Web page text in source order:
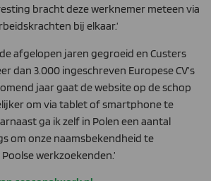
bracht deze werknemer meteen via
bij elkaar.’
afgelopen jaren gegroeid en Custers
dan 3.000 ingeschreven Europese CV’s
jaar gaat de website op de schop
om via tablet of smartphone te
ga ik zelf in Polen een aantal
om onze naamsbekendheid te
werkzoekenden.’